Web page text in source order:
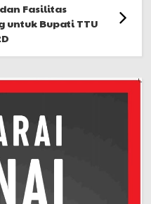
Fasilitas
untuk Bupati TTU